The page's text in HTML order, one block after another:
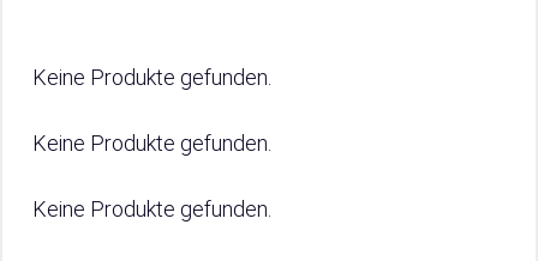
Keine Produkte gefunden.
Keine Produkte gefunden.
Keine Produkte gefunden.